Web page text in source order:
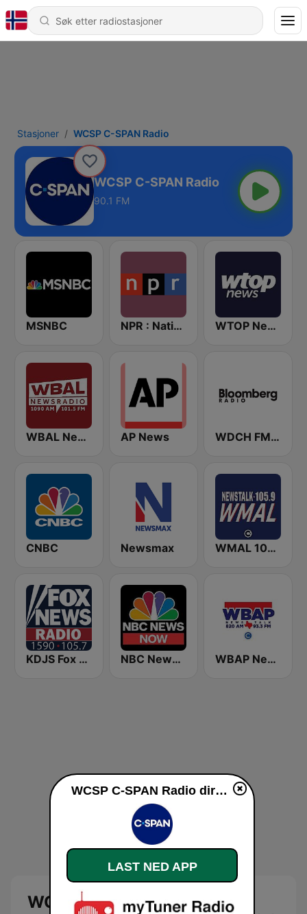
Stasjoner WCSP C-SPAN Radio
WCSP C-SPAN Radio
90.1 FM
MSNBC NPR : National Public Radio WTOP News
WBAL News Radio AP News WDCH FM Bloomberg Radio 99.1
CNBC Newsmax WMAL 105.9 FM
KDJS Fox News Radio 1590 / 105.7 NBC News Now WBAP News / Talk 820 AM and 96.7 FM
WCSP C-SPAN Radio
WCSP C-SPAN Radio direkte
LAST NED APP